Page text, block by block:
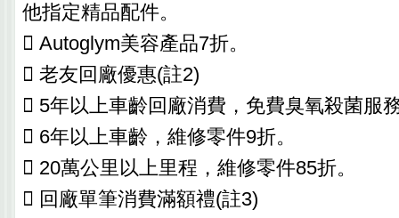
他指定精品配件。
 Autoglym美容產品7折。
 老友回廠優惠(註2)
 5年以上車齡回廠消費，免費臭氧殺菌服
 6年以上車齡，維修零件9折。
 20萬公里以上里程，維修零件85折。
 回廠單筆消費滿額禮(註3)